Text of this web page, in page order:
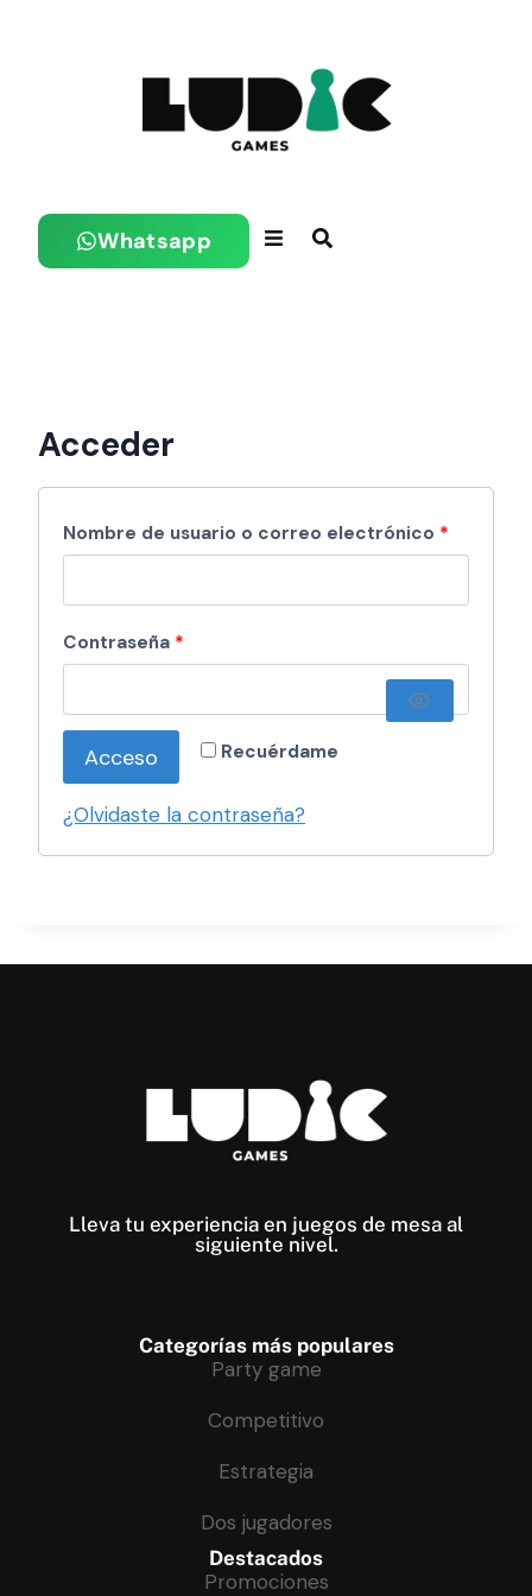
Whatsapp
Acceder
Nombre de usuario o correo electrónico *
Contraseña *
Recuérdame
Acceso
¿Olvidaste la contraseña?
Lleva tu experiencia en juegos de mesa al
siguiente nivel​.
Categorías más populares
Party game
Competitivo
Estrategia
Dos jugadores
Destacados
Promociones